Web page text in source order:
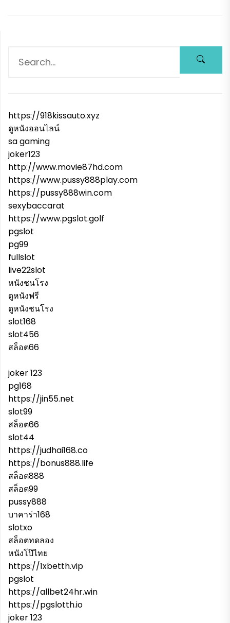
https://918kissauto.xyz
ดูหนังออนไลน์
sa gaming
joker123
http://www.movie87hd.com
https://www.pussy888play.com
https://pussy888win.com
sexybaccarat
https://www.pgslot.golf
pgslot
pg99
fullslot
live22slot
หนังชนโรง
ดูหนังฟรี
ดูหนังชนโรง
slot168
slot456
สล็อต66
joker 123
pg168
https://jin55.net
slot99
สล็อต66
slot44
https://judhai168.co
https://bonus888.life
สล็อต888
สล็อต99
pussy888
บาคาร่า168
slotxo
สล็อตทดลอง
หนังโป๊ไทย
https://1xbetth.vip
pgslot
https://allbet24hr.win
https://pgslotth.io
joker 123